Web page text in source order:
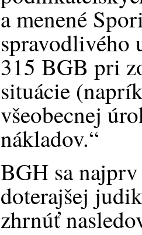
a menené
spravodlivého
315 BGB pri
situácie
všeobecnej
nákladov.“
BGH sa
doterajšej
zhrnúť